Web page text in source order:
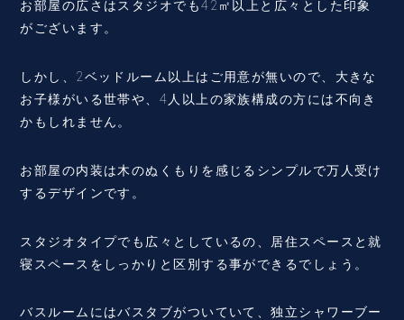
お部屋の広さはスタジオでも42㎡以上と広々とした印象
がございます。
しかし、2ベッドルーム以上はご用意が無いので、大きな
お子様がいる世帯や、4人以上の家族構成の方には不向き
かもしれません。
お部屋の内装は木のぬくもりを感じるシンプルで万人受け
するデザインです。
スタジオタイプでも広々としているの、居住スペースと就
寝スペースをしっかりと区別する事ができるでしょう。
バスルームにはバスタブがついていて、独立シャワーブー